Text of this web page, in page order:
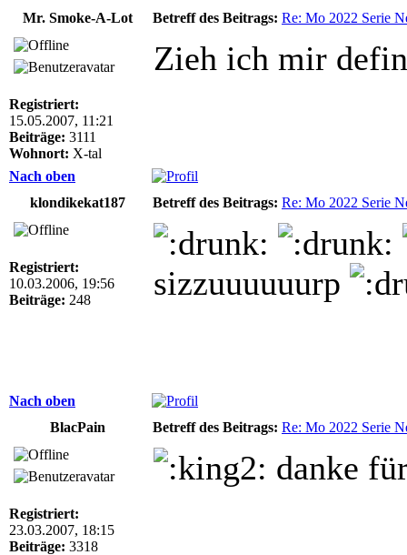
Mr. Smoke-A-Lot
Betreff des Beitrags: Re: Mo 2022 Serie
Registriert:
15.05.2007, 11:21
Beiträge: 3111
Wohnort: X-tal
Zieh ich mir
Nach oben
klondikekat187
Betreff des Beitrags: Re: Mo 2022 Serie
Registriert:
10.03.2006, 19:56
Beiträge: 248 sizzuuuuuurp
Nach oben
BlacPain
Betreff des Beitrags: Re: Mo 2022 Serie
Registriert:
23.03.2007, 18:15
Beiträge: 3318
danke